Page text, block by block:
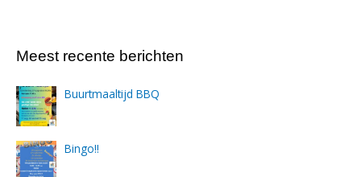
Meest recente berichten
Buurtmaaltijd BBQ
Bingo!!